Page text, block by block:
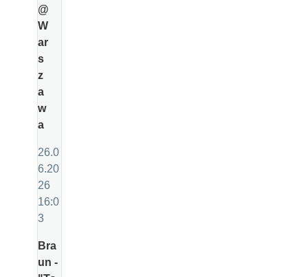
@
W
ar
s
z
a
w
a
26.0
6.20
26
16:0
3
Bra
un -